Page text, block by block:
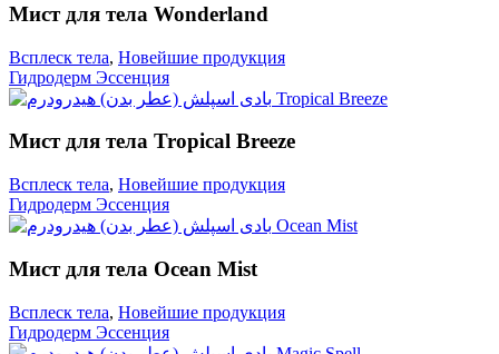
Мист для тела Wonderland
Всплеск тела, Новейшие продукция
Гидродерм Эссенция
Мист для тела Tropical Breeze
Всплеск тела, Новейшие продукция
Гидродерм Эссенция
Мист для тела Ocean Mist
Всплеск тела, Новейшие продукция
Гидродерм Эссенция